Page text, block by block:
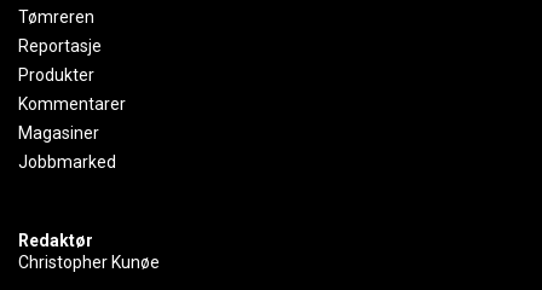
Tømreren
Reportasje
Produkter
Kommentarer
Magasiner
Jobbmarked
Redaktør
Christopher Kunøe